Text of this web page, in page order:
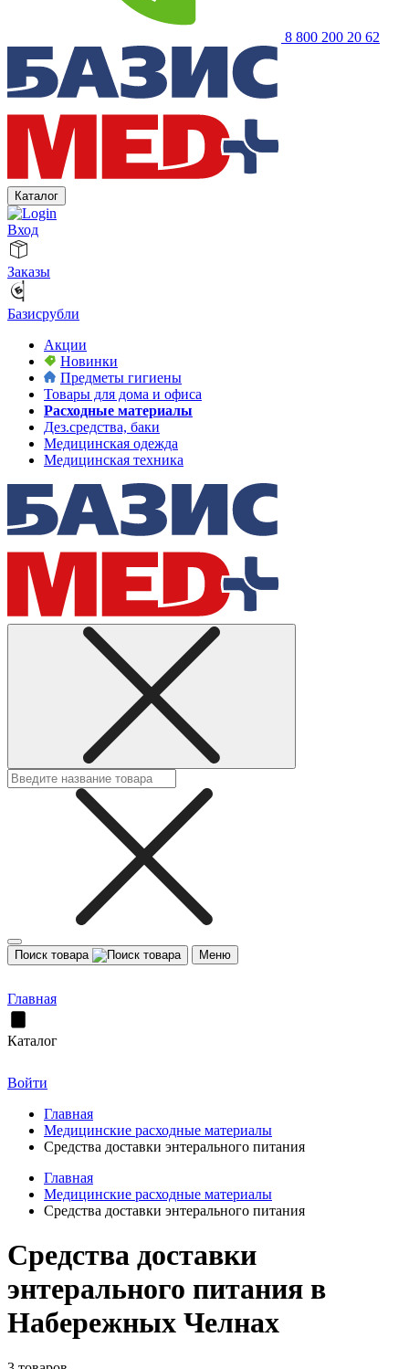
8 800 200 20 62
Каталог
Вход
Заказы
Базисрубли
Акции
Новинки
Предметы гигиены
Товары для дома и офиса
Расходные материалы
Дез.средства, баки
Медицинская одежда
Медицинская техника
Поиск товара Меню
Главная
Каталог
Войти
Главная
Медицинские расходные материалы
Средства доставки энтерального питания
Главная
Медицинские расходные материалы
Средства доставки энтерального питания
Средства доставки
энтерального питания в
Набережных Челнах